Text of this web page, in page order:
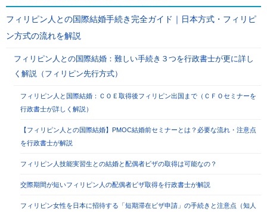
フィリピン人との国際結婚手続き完全ガイド｜日本方式・フィリピ
ン方式の流れを解説
フィリピン人との国際結婚：難しい手続き３つを行政書士が更に詳し
く解説（フィリピン先行方式）
フィリピン人と国際結婚：ＣＯＥ取得後フィリピン出国まで（ＣＦＯセミナーを
行政書士が詳しく解説）
【フィリピン人との国際結婚】PMOC結婚前セミナーとは？必要な流れ・注意点
を行政書士が解説
フィリピン人技能実習生との結婚と配偶者ビザの取得は可能なの？
交際期間が短いフィリピン人の配偶者ビザ取得を行政書士が解説
フィリピン女性を日本に招待する「短期滞在ビザ申請」の手続きと注意点（知人